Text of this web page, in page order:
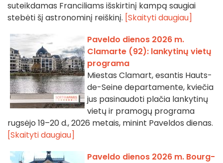
suteikdamas Franciliams išskirtinį kampą saugiai
stebėti šį astronominį reiškinį. [Skaityti daugiau]
Paveldo dienos 2026 m.
Clamarte (92): lankytinų vietų
programa
Miestas Clamart, esantis Hauts-
de-Seine departamente, kviečia
jus pasinaudoti plačia lankytinų
vietų ir pramogų programa
rugsėjo 19–20 d., 2026 metais, minint Paveldos dienas.
[Skaityti daugiau]
Paveldo dienos 2026 m. Bourg-